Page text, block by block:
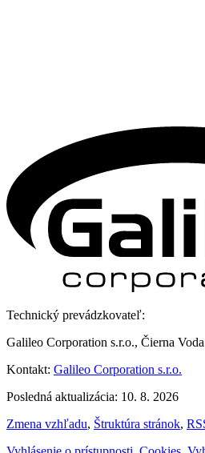
Technický prevádzkovateľ:
Galileo Corporation s.r.o., Čierna
Kontakt: Galileo Corporation s.r.o.
Posledná aktualizácia: 10. 8. 2026
Zmena vzhľadu, Štruktúra stránok,